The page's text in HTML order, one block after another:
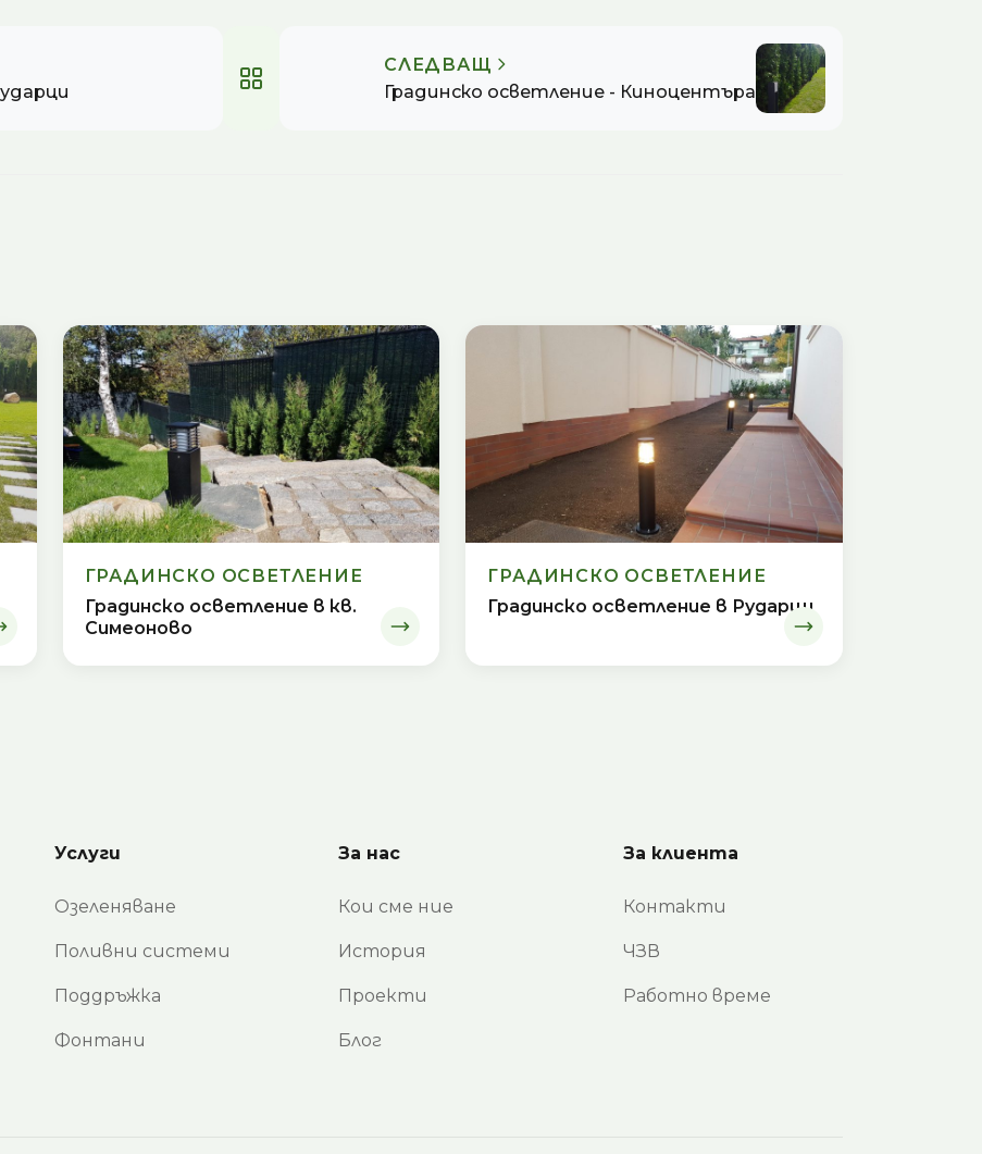
СЛЕДВАЩ
Градинско осветление - Киноцентъра
ГРАДИНСКО ОСВЕТЛЕНИЕ
Градинско осветление в кв.
Симеоново
ГРАДИНСКО ОСВЕТЛЕНИЕ
Градинско осветление в Рударци
Услуги
Озеленяване
Поливни системи
Поддръжка
Фонтани
За нас
Кои сме ние
История
Проекти
Блог
За клиента
Контакти
ЧЗВ
Работно време